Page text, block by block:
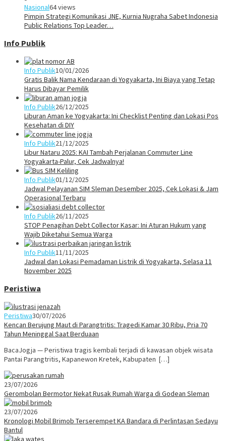
Nasional64 views
Pimpin Strategi Komunikasi JNE, Kurnia Nugraha Sabet Indonesia
Public Relations Top Leader…
Info Publik
Info Publik10/01/2026
Gratis Balik Nama Kendaraan di Yogyakarta, Ini Biaya yang Tetap
Harus Dibayar Pemilik
Info Publik26/12/2025
Liburan Aman ke Yogyakarta: Ini Checklist Penting dan Lokasi Pos
Kesehatan di DIY
Info Publik21/12/2025
Libur Nataru 2025: KAI Tambah Perjalanan Commuter Line
Yogyakarta-Palur, Cek Jadwalnya!
Info Publik01/12/2025
Jadwal Pelayanan SIM Sleman Desember 2025, Cek Lokasi & Jam
Operasional Terbaru
Info Publik26/11/2025
STOP Penagihan Debt Collector Kasar: Ini Aturan Hukum yang
Wajib Diketahui Semua Warga
Info Publik11/11/2025
Jadwal dan Lokasi Pemadaman Listrik di Yogyakarta, Selasa 11
November 2025
Peristiwa
Peristiwa30/07/2026
Kencan Berujung Maut di Parangtritis: Tragedi Kamar 30 Ribu, Pria 70
Tahun Meninggal Saat Berduaan
BacaJogja — Peristiwa tragis kembali terjadi di kawasan objek wisata
Pantai Parangtritis, Kapanewon Kretek, Kabupaten […]
23/07/2026
Gerombolan Bermotor Nekat Rusak Rumah Warga di Godean Sleman
23/07/2026
Kronologi Mobil Brimob Terserempet KA Bandara di Perlintasan Sedayu
Bantul